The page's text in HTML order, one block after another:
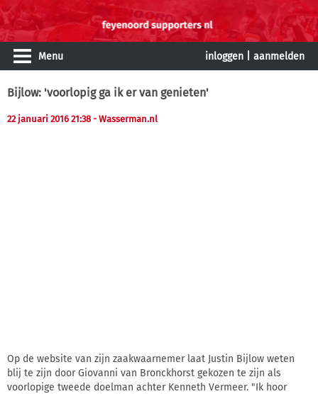
Menu inloggen aanmelden
Bijlow: 'voorlopig ga ik er van genieten'
22 januari 2016 21:38 - Wasserman.nl
Op de website van zijn zaakwaarnemer laat Justin Bijlow weten
blij te zijn door Giovanni van Bronckhorst gekozen te zijn als
voorlopige tweede doelman achter Kenneth Vermeer. "Ik hoor